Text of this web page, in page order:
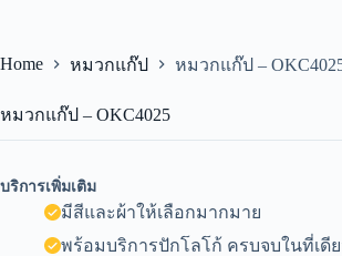
Home หมวกแก๊ป หมวกแก๊ป –
หมวกแก๊ป – OKC4025
บริการเพิ่มเติม
มีสีและผ้าให้เลือกมากมาย
พร้อมบริการปักโลโก้ ครบจบในที่เดี